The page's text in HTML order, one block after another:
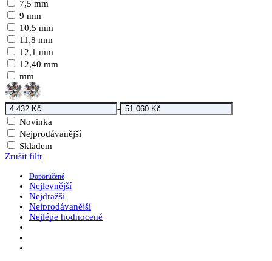
7,5 mm
9 mm
10,5 mm
11,8 mm
12,1 mm
12,40 mm
mm
-
Novinka
Nejprodávanější
Skladem
Zrušit filtr
Doporučené
Nejlevnější
Nejdražší
Nejprodávanější
Nejlépe hodnocené